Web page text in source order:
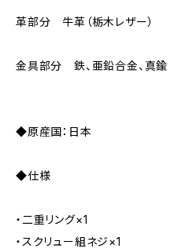
革部分 牛革（栃木レザー）
金具部分 鉄、亜鉛合金、真鍮
◆原産国：日本
◆仕様
・二重リング×1
・スクリュー組ネジ×1